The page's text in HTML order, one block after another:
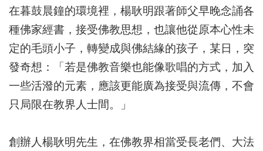
在暮鼓晨鐘的環境裡，楊耿明跟著師父早晚念誦各
種佛家經書，接受佛教思想，也讓他從原本心性未
定的毛頭小子，轉變成與佛結緣的孩子，某日，突
發奇想：「若是佛教音樂也能像歌唱的方式，加入
一些活潑的元素，應該更能廣為接受與流傳，不會
只局限在教界人士間。」
創辦人楊耿明先生，在佛教界相當受長老們、大法